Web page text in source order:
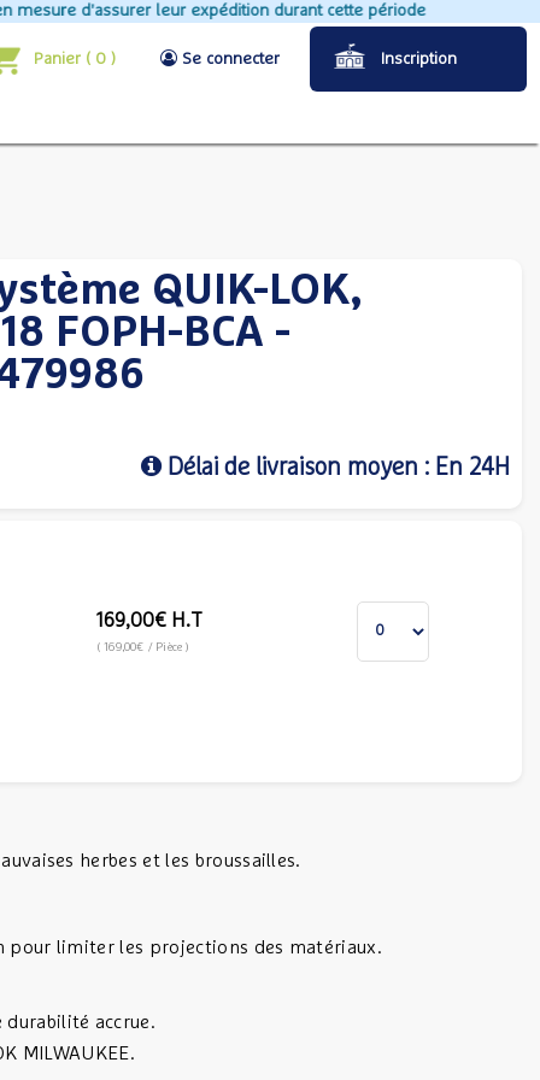
d'assurer leur expédition durant cette période
Panier ( 0 ) Se connecter Inscription
QUIK-LOK,
FOPH-BCA -
Délai de livraison moyen : En 24H
169,00€ H.T
(169,00€ / Pièce)
herbes et les broussailles.
limiter les projections des matériaux.
accrue.
MILWAUKEE.